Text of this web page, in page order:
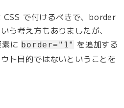
CSS で付けるべきで、border
う考え方もありましたが、
に border="1" を追加する
ト目的ではないということを